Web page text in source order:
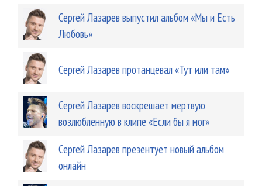
Сергей Лазарев выпустил альбом «Мы и Есть
Любовь»
Сергей Лазарев протанцевал «Тут или там»
Сергей Лазарев воскрешает мертвую
возлюбленную в клипе «Если бы я мог»
Сергей Лазарев презентует новый альбом
онлайн